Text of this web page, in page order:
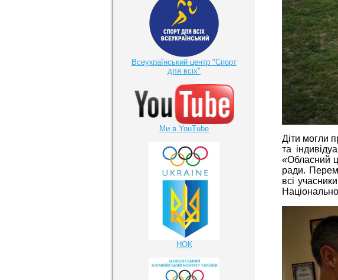
Діти могли
та
«Обласний
ради.
всі
Всеукраїнський центр "Спорт
для всіх"
Ми в YouTube
НОК